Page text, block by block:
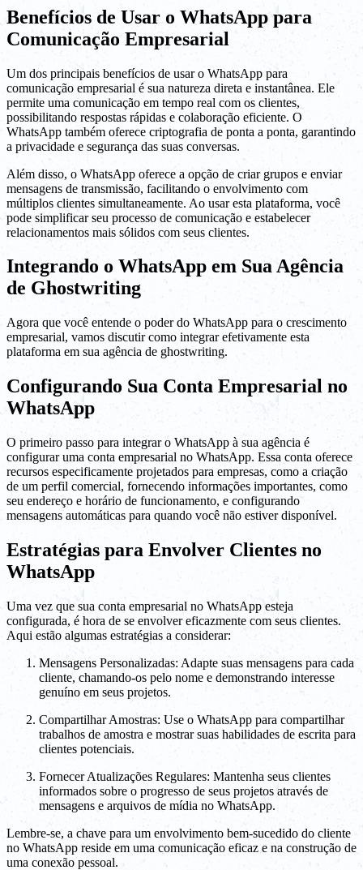
Benefícios de Usar o WhatsApp para
Comunicação Empresarial
Um dos principais benefícios de usar o WhatsApp para
comunicação empresarial é sua natureza direta e instantânea. Ele
permite uma comunicação em tempo real com os clientes,
possibilitando respostas rápidas e colaboração eficiente. O
WhatsApp também oferece criptografia de ponta a ponta, garantindo
a privacidade e segurança das suas conversas.
Além disso, o WhatsApp oferece a opção de criar grupos e enviar
mensagens de transmissão, facilitando o envolvimento com
múltiplos clientes simultaneamente. Ao usar esta plataforma, você
pode simplificar seu processo de comunicação e estabelecer
relacionamentos mais sólidos com seus clientes.
Integrando o WhatsApp em Sua Agência
de Ghostwriting
Agora que você entende o poder do WhatsApp para o crescimento
empresarial, vamos discutir como integrar efetivamente esta
plataforma em sua agência de ghostwriting.
Configurando Sua Conta Empresarial no
WhatsApp
O primeiro passo para integrar o WhatsApp à sua agência é
configurar uma conta empresarial no WhatsApp. Essa conta oferece
recursos especificamente projetados para empresas, como a criação
de um perfil comercial, fornecendo informações importantes, como
seu endereço e horário de funcionamento, e configurando
mensagens automáticas para quando você não estiver disponível.
Estratégias para Envolver Clientes no
WhatsApp
Uma vez que sua conta empresarial no WhatsApp esteja
configurada, é hora de se envolver eficazmente com seus clientes.
Aqui estão algumas estratégias a considerar:
Mensagens Personalizadas: Adapte suas mensagens para cada
cliente, chamando-os pelo nome e demonstrando interesse
genuíno em seus projetos.
Compartilhar Amostras: Use o WhatsApp para compartilhar
trabalhos de amostra e mostrar suas habilidades de escrita para
clientes potenciais.
Fornecer Atualizações Regulares: Mantenha seus clientes
informados sobre o progresso de seus projetos através de
mensagens e arquivos de mídia no WhatsApp.
Lembre-se, a chave para um envolvimento bem-sucedido do cliente
no WhatsApp reside em uma comunicação eficaz e na construção de
uma conexão pessoal.